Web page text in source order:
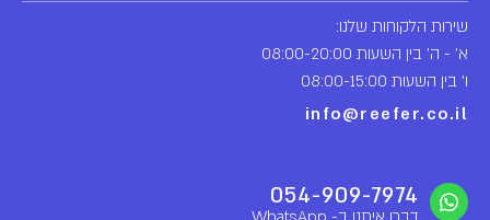
שירות הלקוחות שלנו:
א' - ה' בין השעות 08:00-20:00
ו' בין השעות 08:00-15:00
info@reefer.co.il
054-909-7974